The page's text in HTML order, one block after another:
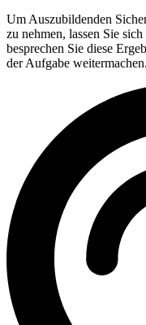
Um Auszubildenden
zu nehmen, lassen Sie
besprechen Sie diese
der Aufgabe weitermachen.